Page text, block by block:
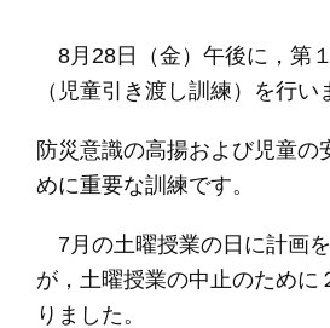
8月28日（金）午後に，第
（児童引き渡し訓練）を行い
防災意識の高揚および児童の
めに重要な訓練です。
7月の土曜授業の日に計画
が，土曜授業の中止のために
りました。